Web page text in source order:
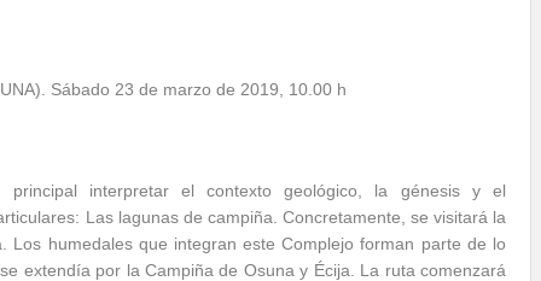
Sábado 23 de marzo de 2019, 10.00 h
interpretar el contexto geológico, la génesis y el
Las lagunas de campiña. Concretamente, se visitará la
Los humedales que integran este Complejo forman parte de lo
extendía por la Campiña de Osuna y Écija. La ruta comenzará